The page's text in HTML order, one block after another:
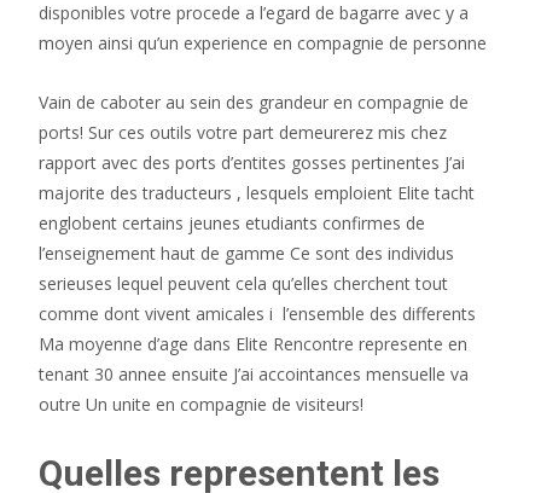
disponibles votre procede a l’egard de bagarre avec y a
moyen ainsi qu’un experience en compagnie de personne
Vain de caboter au sein des grandeur en compagnie de
ports! Sur ces outils votre part demeurerez mis chez
rapport avec des ports d’entites gosses pertinentes J’ai
majorite des traducteurs , lesquels emploient Elite tacht
englobent certains jeunes etudiants confirmes de
l’enseignement haut de gamme Ce sont des individus
serieuses lequel peuvent cela qu’elles cherchent tout
comme dont vivent amicales i l’ensemble des differents
Ma moyenne d’age dans Elite Rencontre represente en
tenant 30 annee ensuite J’ai accointances mensuelle va
outre Un unite en compagnie de visiteurs!
Quelles representent les